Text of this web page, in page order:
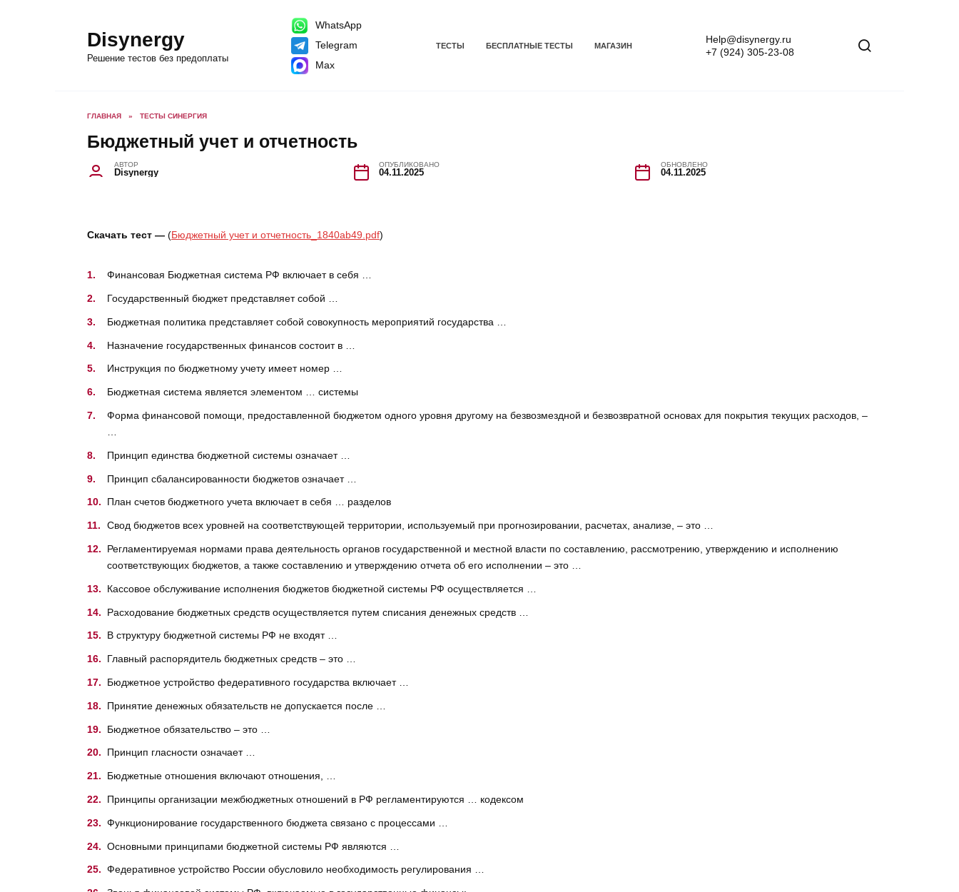
Disynergy
Решение тестов без предоплаты
WhatsApp
Telegram
Max
ТЕСТЫ БЕСПЛАТНЫЕ ТЕСТЫ МАГАЗИН
Help@disynergy.ru
+7 (924) 305-23-08
ГЛАВНАЯ » ТЕСТЫ СИНЕРГИЯ
Бюджетный учет и отчетность
АВТОР
Disynergy
ОПУБЛИКОВАНО
04.11.2025
ОБНОВЛЕНО
04.11.2025
Скачать тест — (Бюджетный учет и отчетность_1840ab49.pdf)
Финансовая Бюджетная система РФ включает в себя …
Государственный бюджет представляет собой …
Бюджетная политика представляет собой совокупность мероприятий государства …
Назначение государственных финансов состоит в …
Инструкция по бюджетному учету имеет номер …
Бюджетная система является элементом … системы
Форма финансовой помощи, предоставленной бюджетом одного уровня другому на безвозмездной и безвозвратной основах для покрытия текущих расходов, –
Принцип единства бюджетной системы означает …
Принцип сбалансированности бюджетов означает …
План счетов бюджетного учета включает в себя … разделов
Свод бюджетов всех уровней на соответствующей территории, используемый при прогнозировании, расчетах, анализе, – это …
Регламентируемая нормами права деятельность органов государственной и местной власти по составлению, рассмотрению, утверждению и исполнению
соответствующих бюджетов, а также составлению и утверждению отчета об его исполнении – это …
Кассовое обслуживание исполнения бюджетов бюджетной системы РФ осуществляется …
Расходование бюджетных средств осуществляется путем списания денежных средств …
В структуру бюджетной системы РФ не входят …
Главный распорядитель бюджетных средств – это …
Бюджетное устройство федеративного государства включает …
Принятие денежных обязательств не допускается после …
Бюджетное обязательство – это …
Принцип гласности означает …
Бюджетные отношения включают отношения, …
Принципы организации межбюджетных отношений в РФ регламентируются … кодексом
Функционирование государственного бюджета связано с процессами …
Основными принципами бюджетной системы РФ являются …
Федеративное устройство России обусловило необходимость регулирования …